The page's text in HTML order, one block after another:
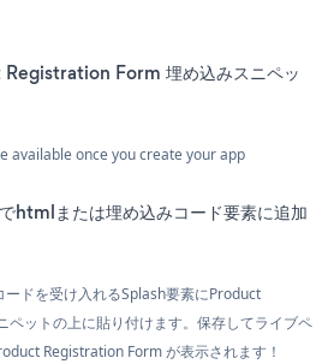
Form 埋め込みスニペッ
available once you create your app
htmlまたは埋め込みコード要素に追加
ドを受け入れるSplash要素にProduct
ペットの上に貼り付けます。保存してライブペ
Registration Form が表示されます！